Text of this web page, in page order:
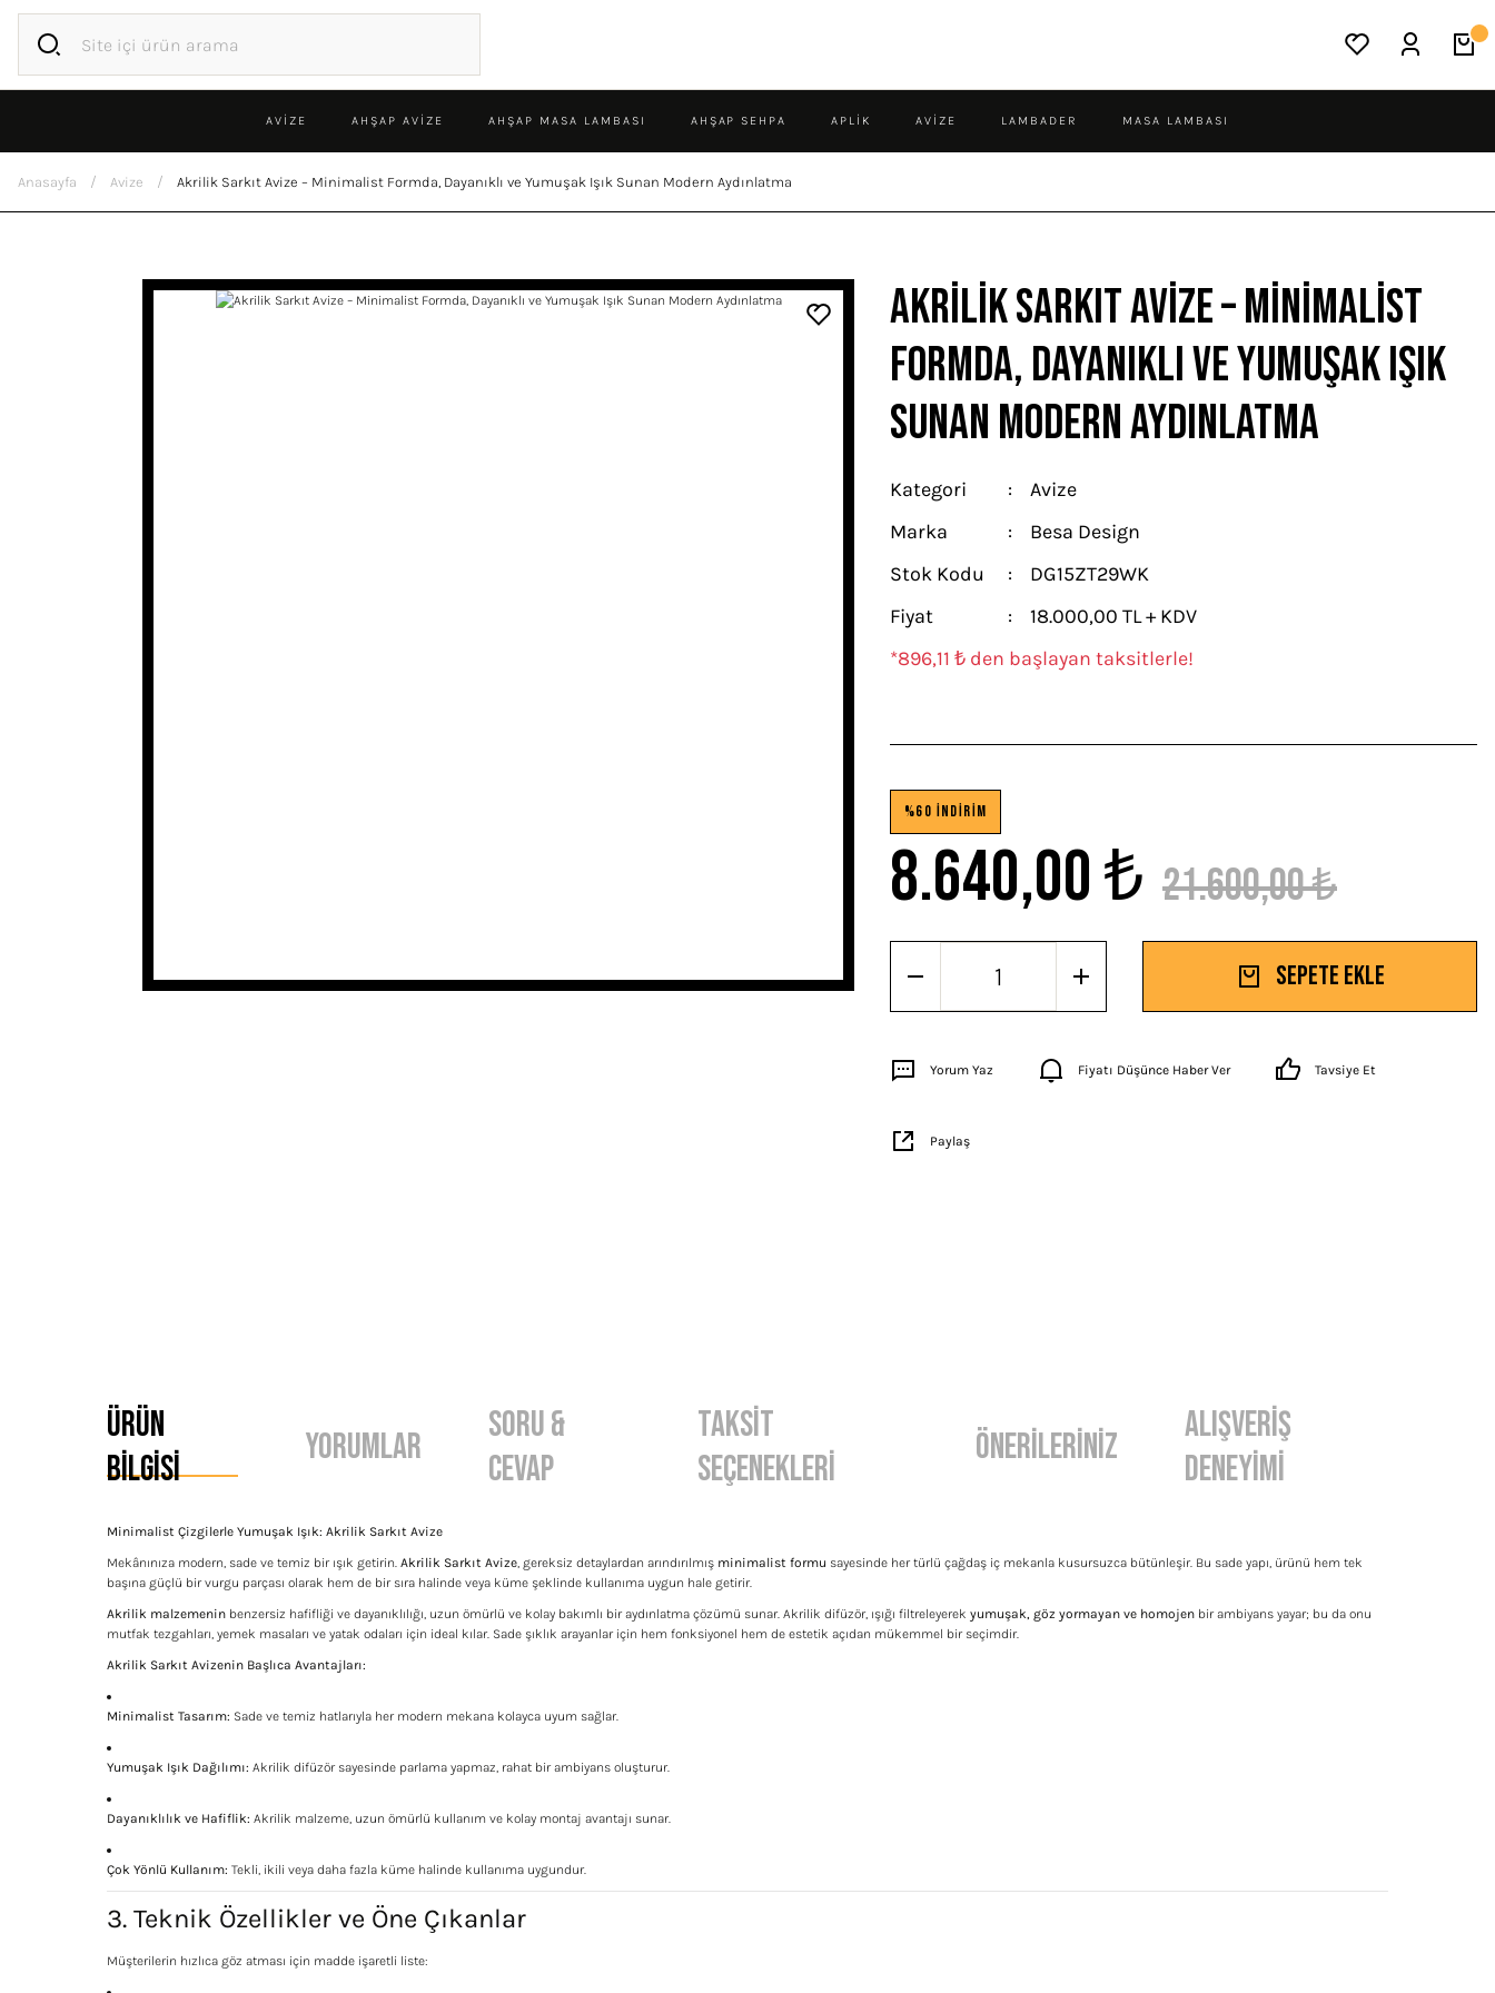
AVİZE AHŞAP AVIZE AHŞAP MASA LAMBASI AHŞAP SEHPA APLIK AVIZE LAMBADER MASA LAMBASI
Anasayfa Avize Akrilik Sarkıt Avize – Minimalist Formda, Dayanıklı ve Yumuşak Işık Sunan Modern Aydınlatma
Akrilik Sarkıt Avize – Minimalist
Formda, Dayanıklı ve Yumuşak Işık
Sunan Modern Aydınlatma
Kategori
Avize
Marka
Besa Design
Stok Kodu
DG15ZT29WK
Fiyat
18.000,00 TL + KDV
*896,11 ₺ den başlayan taksitlerle!
%60 İNDİRİM
8.640,00 ₺ 21.600,00 ₺
Sepete Ekle
Yorum Yaz Fiyatı Düşünce Haber Ver Tavsiye Et
Paylaş
Ürün
Bilgisi
Yorumlar
Soru &
Cevap
Taksit
Seçenekleri
Önerileriniz
Alışveriş
Deneyimi
Minimalist Çizgilerle Yumuşak Işık: Akrilik Sarkıt Avize
Mekânınıza modern, sade ve temiz bir ışık getirin. Akrilik Sarkıt Avize, gereksiz detaylardan arındırılmış minimalist formu sayesinde her türlü çağdaş iç mekanla kusursuzca bütünleşir. Bu sade yapı, ürünü hem tek
başına güçlü bir vurgu parçası olarak hem de bir sıra halinde veya küme şeklinde kullanıma uygun hale getirir.
Akrilik malzemenin benzersiz hafifliği ve dayanıklılığı, uzun ömürlü ve kolay bakımlı bir aydınlatma çözümü sunar. Akrilik difüzör, ışığı filtreleyerek yumuşak, göz yormayan ve homojen bir ambiyans yayar; bu da onu
mutfak tezgahları, yemek masaları ve yatak odaları için ideal kılar. Sade şıklık arayanlar için hem fonksiyonel hem de estetik açıdan mükemmel bir seçimdir.
Akrilik Sarkıt Avizenin Başlıca Avantajları:
Minimalist Tasarım: Sade ve temiz hatlarıyla her modern mekana kolayca uyum sağlar.
Yumuşak Işık Dağılımı: Akrilik difüzör sayesinde parlama yapmaz, rahat bir ambiyans oluşturur.
Dayanıklılık ve Hafiflik: Akrilik malzeme, uzun ömürlü kullanım ve kolay montaj avantajı sunar.
Çok Yönlü Kullanım: Tekli, ikili veya daha fazla küme halinde kullanıma uygundur.
3. Teknik Özellikler ve Öne Çıkanlar
Müşterilerin hızlıca göz atması için madde işaretli liste: